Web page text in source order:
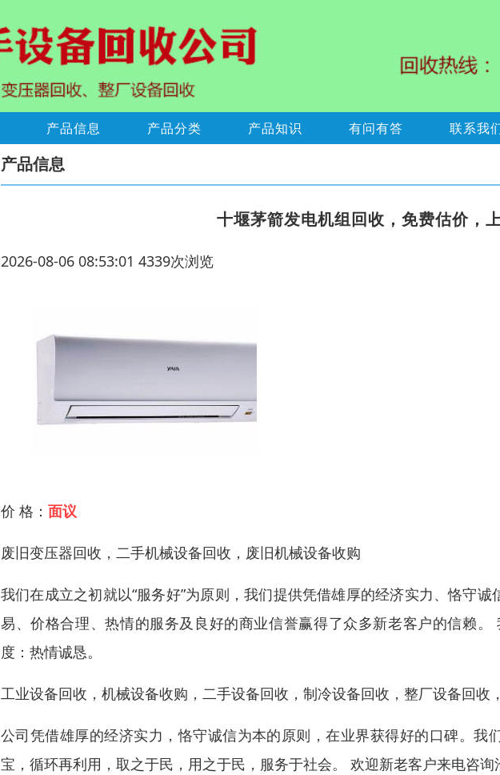
产品信息 产品分类 产品知识 有问有答 联系我
产品信息
十堰茅箭发电机组回收，免费估价，
2026-08-06 08:53:01 4339次浏览
价 格： 面议
废旧变压器回收，二手机械设备回收，废旧机械设备收购
我们在成立之初就以“服务好”为原则，我们提供凭借雄厚的经济实力、恪守
易、价格合理、热情的服务及良好的商业信誉赢得了众多新老客户的信赖
度：热情诚恳。
工业设备回收，机械设备收购，二手设备回收，制冷设备回收，整厂设备回收
公司凭借雄厚的经济实力，恪守诚信为本的原则，在业界获得好的口碑。我
宝，循环再利用，取之于民，用之于民，服务于社会。 欢迎新老客户来电咨询